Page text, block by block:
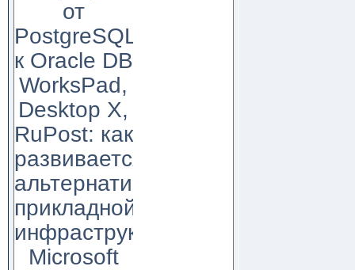
от
PostgreSQL
к Oracle DB
WorksPad,
Desktop X,
RuPost: как
развивается
альтернатива
прикладной
инфраструктуре
Microsoft